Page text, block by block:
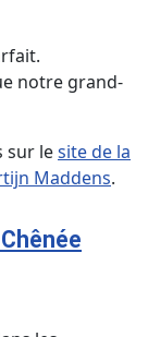
notre grand-
sur lesite de la
Maddens.